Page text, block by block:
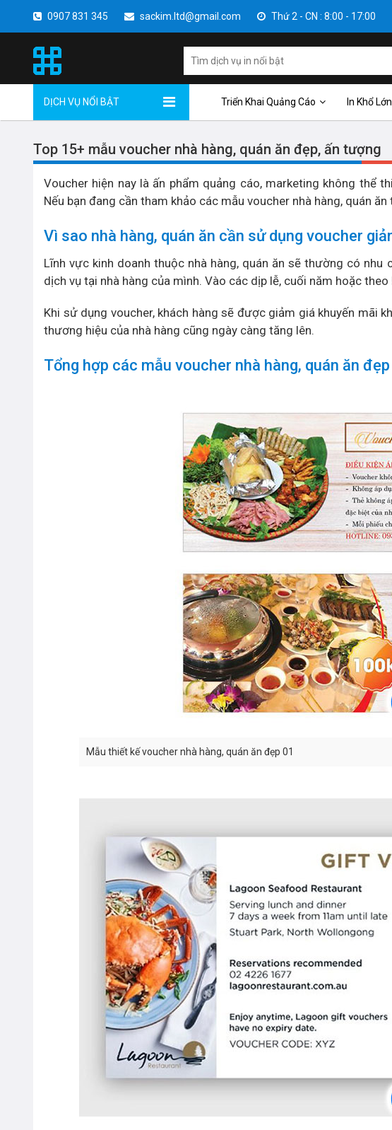
0907 831 345 sackim.ltd@gmail.com Thứ 2 - CN : 8:00 - 17:00
DỊCH VỤ NỔI BẬT Triển Khai Quảng Cáo In Khổ Lớn
Top 15+ mẫu voucher nhà hàng, quán ăn đẹp, ấn tượng
Voucher hiện nay là ấn phẩm quảng cáo, marketing không thể
Nếu bạn đang cần tham khảo các mẫu voucher nhà hàng, quán
Vì sao nhà hàng, quán ăn cần sử dụng voucher
Lĩnh vực kinh doanh thuộc nhà hàng, quán ăn sẽ thường có
dịch vụ tại nhà hàng của mình. Vào các dịp lễ, cuối năm hoặc
Khi sử dụng voucher, khách hàng sẽ được giảm giá khuyến mãi
thương hiệu của nhà hàng cũng ngày càng tăng lên.
Tổng hợp các mẫu voucher nhà hàng, quán ăn đẹp
Mẫu thiết kế voucher nhà hàng, quán ăn đẹp 01